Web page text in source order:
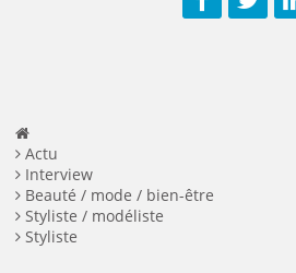
Actu
Interview
Beauté / mode / bien-être
Styliste / modéliste
Styliste